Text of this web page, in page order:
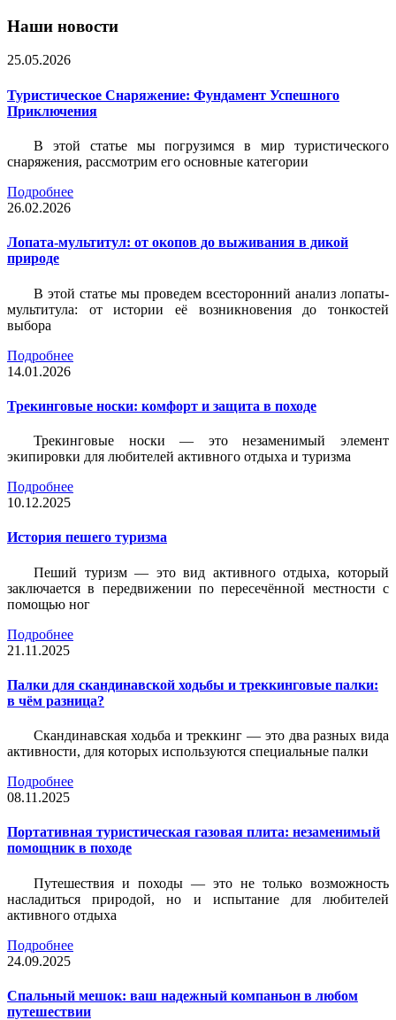
Наши новости
25.05.2026
Туристическое Снаряжение: Фундамент Успешного
Приключения
В этой статье мы погрузимся в мир туристического
снаряжения, рассмотрим его основные категории
Подробнее
26.02.2026
Лопата-мультитул: от окопов до выживания в дикой
природе
В этой статье мы проведем всесторонний анализ лопаты-
мультитула: от истории её возникновения до тонкостей
выбора
Подробнее
14.01.2026
Трекинговые носки: комфорт и защита в походе
Трекинговые носки — это незаменимый элемент
экипировки для любителей активного отдыха и туризма
Подробнее
10.12.2025
История пешего туризма
Пеший туризм — это вид активного отдыха, который
заключается в передвижении по пересечённой местности с
помощью ног
Подробнее
21.11.2025
Палки для скандинавской ходьбы и треккинговые палки:
в чём разница?
Скандинавская ходьба и треккинг — это два разных вида
активности, для которых используются специальные палки
Подробнее
08.11.2025
Портативная туристическая газовая плита: незаменимый
помощник в походе
Путешествия и походы — это не только возможность
насладиться природой, но и испытание для любителей
активного отдыха
Подробнее
24.09.2025
Спальный мешок: ваш надежный компаньон в любом
путешествии